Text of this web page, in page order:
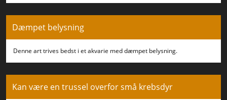
Dæmpet belysning
Denne art trives bedst i et akvarie med dæmpet belysning.
Kan være en trussel overfor små krebsdyr